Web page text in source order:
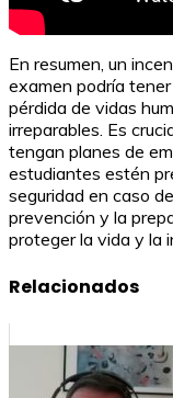
En resumen, un
examen podría
pérdida de vidas
irreparables. Es
tengan planes de
estudiantes estén
seguridad en caso
prevención y la
proteger la vida y la
Relacionados